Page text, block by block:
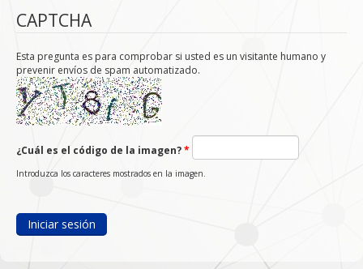
CAPTCHA
Esta pregunta es para comprobar si usted es un visitante humano y
prevenir envíos de spam automatizado.
¿Cuál es el código de la imagen?*
Introduzca los caracteres mostrados en la imagen.